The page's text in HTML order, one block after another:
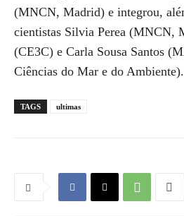
(MNCN, Madrid) e integrou,
cientistas Silvia Perea (MNCN,
(CE3C) e Carla Sousa Santos
Ciências do Mar e do Ambiente).
TAGS ultimas